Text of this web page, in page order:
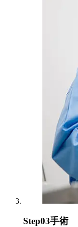
Step03手術